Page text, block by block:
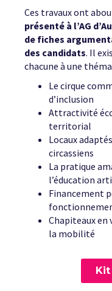
Ces travaux ont
présenté à l’AG
de fiches
des candidats. Il
chacune à une
Le cirque
d’inclusion
Attractivité
territorial
Locaux
circassiens
La pratique
l’éducation
Financement
Chapiteaux
la mobilité